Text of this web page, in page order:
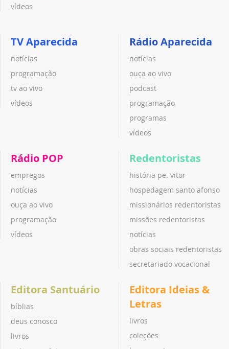
vídeos
TV Aparecida
notícias
programação
tv ao vivo
vídeos
Rádio Aparecida
notícias
ouça ao vivo
podcast
programação
programas
vídeos
Rádio POP
empregos
notícias
ouça ao vivo
programação
vídeos
Redentoristas
história pe. vitor
hospedagem santo afonso
missionários redentoristas
missões redentoristas
notícias
obras sociais redentoristas
secretariado vocacional
Editora Santuário
bíblias
deus conosco
livros
Editora Ideias &
Letras
livros
coleções